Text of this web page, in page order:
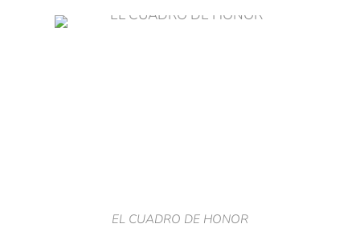
EL CUADRO DE HONOR